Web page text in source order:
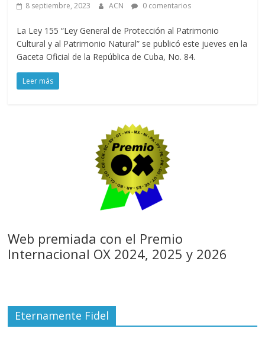
8 septiembre, 2023 ACN 0 comentarios
La Ley 155 “Ley General de Protección al Patrimonio
Cultural y al Patrimonio Natural” se publicó este jueves en la
Gaceta Oficial de la República de Cuba, No. 84.
Leer más
Web premiada con el Premio
Internacional OX 2024, 2025 y 2026
Eternamente Fidel